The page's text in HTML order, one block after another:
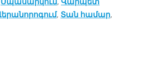
, Տան համար,